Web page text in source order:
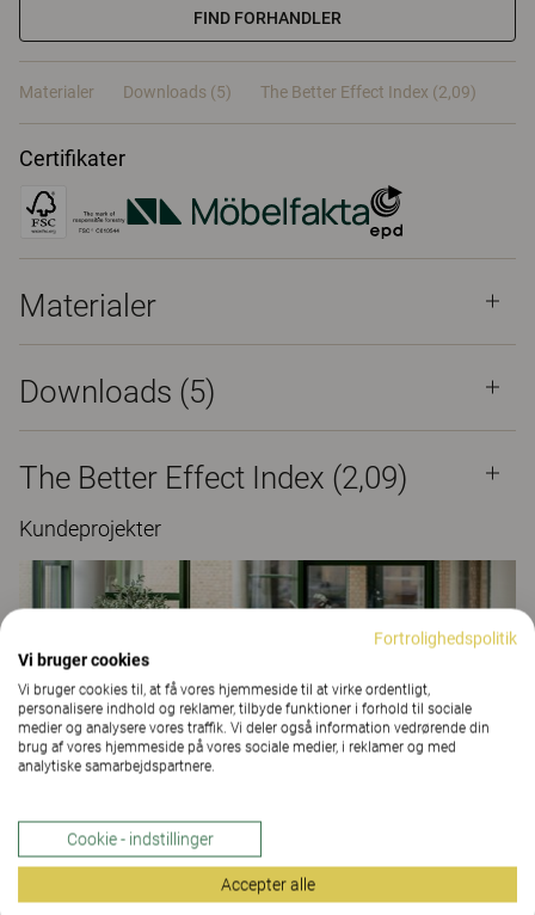
FIND FORHANDLER
Materialer Downloads (5) The Better Effect Index (2,09)
Certifikater
Materialer
Downloads (5)
The Better Effect Index (2,09)
Kundeprojekter
Tullgatan 40 plejehjem
PLEJE
Fortrolighedspolitik
Vi bruger cookies
Vi bruger cookies til, at få vores hjemmeside til at virke ordentligt,
personalisere indhold og reklamer, tilbyde funktioner i forhold til sociale
medier og analysere vores traffik. Vi deler også information vedrørende din
brug af vores hjemmeside på vores sociale medier, i reklamer og med
analytiske samarbejdspartnere.
Cookie - indstillinger
Accepter alle